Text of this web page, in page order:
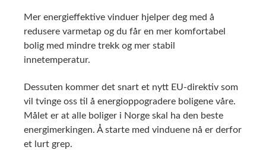
Mer energieffektive vinduer hjelper deg med å
redusere varmetap og du får en mer komfortabel
bolig med mindre trekk og mer stabil
innetemperatur.
Dessuten kommer det snart et nytt EU-direktiv som
vil tvinge oss til å energioppogradere boligene våre.
Målet er at alle boliger i Norge skal ha den beste
energimerkingen. Å starte med vinduene nå er derfor
et lurt grep.